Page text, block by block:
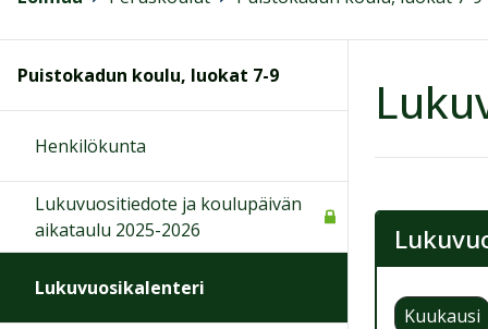
Kuukausi
Puistokadun koulu, luokat 7-9
Henkilökunta
Lukuvuositiedote ja koulupäivän
aikataulu 2025-2026
Lukuvuosikalenteri